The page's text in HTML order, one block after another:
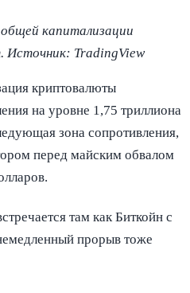
капитализации
Источник: TradingView
криптовалюты
на уровне 1,75 триллиона
зона сопротивления,
перед майским обвалом
там как Биткойн с
прорыв тоже